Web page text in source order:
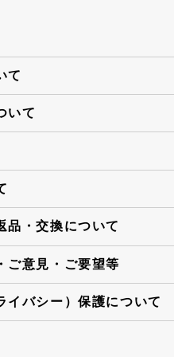
て
いて
品・交換について
ご意見・ご要望等
イバシー）保護について